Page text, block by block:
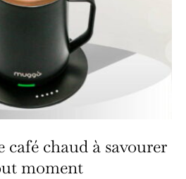
chaud à savourer
moment